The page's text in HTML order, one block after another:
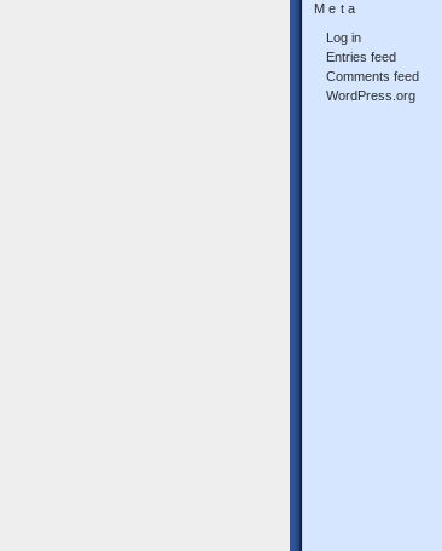
Meta
Log in
Entries feed
Comments feed
WordPress.org